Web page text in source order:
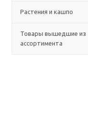
Растения и кашпо
Товары вышедшие из
ассортимента